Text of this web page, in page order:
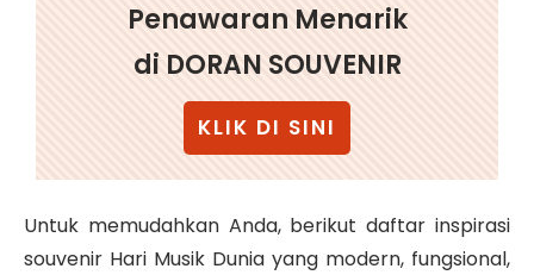
Penawaran Menarik
di DORAN SOUVENIR
KLIK DI SINI
Untuk memudahkan Anda, berikut daftar inspirasi
souvenir Hari Musik Dunia yang modern, fungsional,